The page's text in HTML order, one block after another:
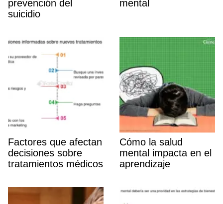
prevención del
suicidio
mental
Factores que afectan
decisiones sobre
tratamientos médicos
Cómo la salud
mental impacta en el
aprendizaje